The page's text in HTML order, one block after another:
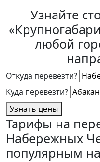
Узнайте
любой
Откуда перевезти?
Куда перевезти?
Узнать цены
Тарифы на
Набережных
популярным